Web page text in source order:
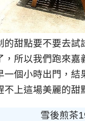
的甜點要不要去
，所以我們跑來嘉
個小時出門，
不上這場美麗的甜
雪後煎茶